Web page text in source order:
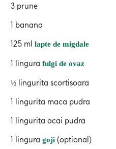
3 prune
1 banana
125 ml lapte de migdale
1 lingura fulgi de ovaz
½ lingurita scortisoara
1 lingurita maca pudra
1 lingurita acai pudra
1 lingura goji (optional)